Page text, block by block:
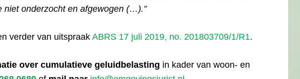
niet onderzocht en afgewogen (…).”
verder van uitspraak ABRS 17 juli 2019, no. 201803709/1/R1.
over cumulatieve geluidbelasting in kader van woon- en